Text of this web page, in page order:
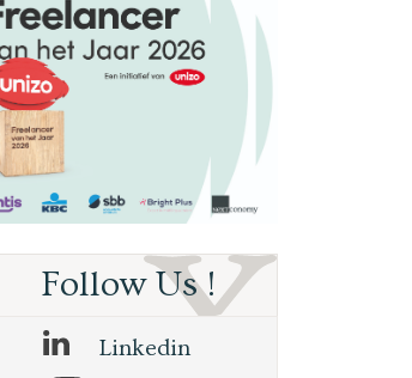
Follow Us !
Linkedin